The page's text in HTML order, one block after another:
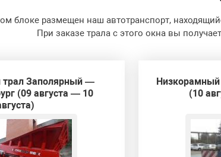
блоке размещен наш автотранспорт,
При заказе трала с этого окна вы
Заполярный —
(09 августа — 10
(10